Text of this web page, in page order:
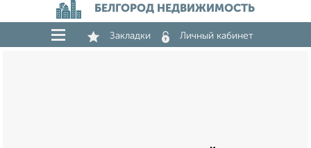
БЕЛГОРОД НЕДВИЖИМОСТЬ
Закладки Личный кабинет